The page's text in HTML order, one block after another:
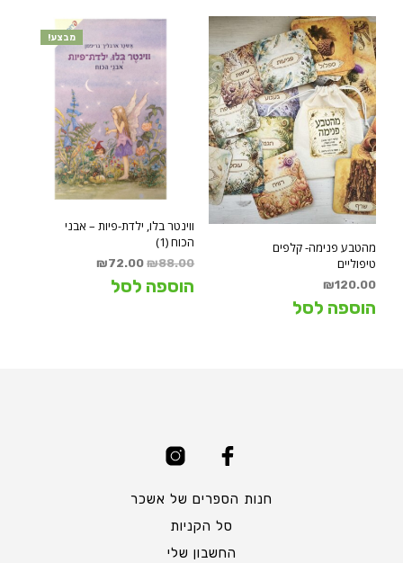
מהטבע פנימה- קלפים
טיפוליים
₪120.00
הוספה לסל
מבצע!
ווינטר בלו, ילדת-פיות – אבני
הכוח (1)
₪88.00
המחיר
המקורי
היה:
₪72.00
המחיר
הוספה לסל
חנות הספרים של אשכר
סל הקניות
החשבון שלי